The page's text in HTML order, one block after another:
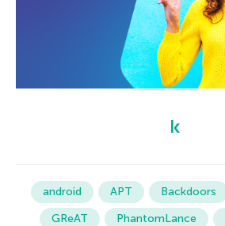
android APT Backdoors
GReAT
PhantomLance